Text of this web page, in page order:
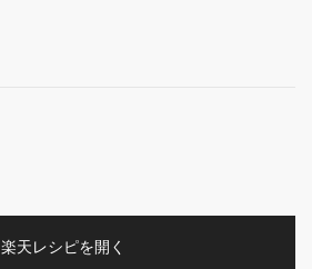
楽天レシピを開く